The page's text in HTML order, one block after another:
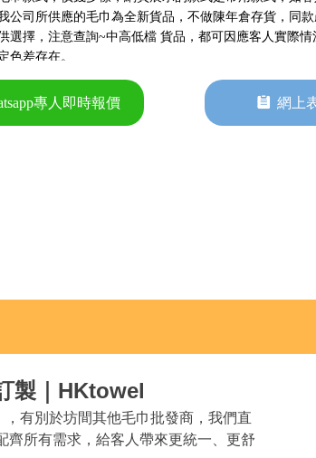
製｜HKtowel
有別於坊間其他毛巾批發商，我們直
所有需求，給客人帶來更統一、更舒
公司所供應的毛巾為全新貨品，不做陳年倉存貨，同
選擇，注意查詢~中高低檔 貨品，都可因應客人實際
色差存在。
專人即時報價 뀳 網上